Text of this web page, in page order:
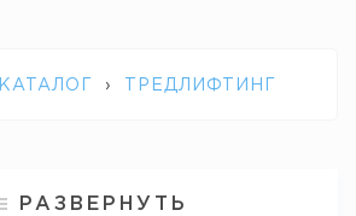
КАТАЛОГ › ТРЕДЛИФТИНГ
РАЗВЕРНУТЬ